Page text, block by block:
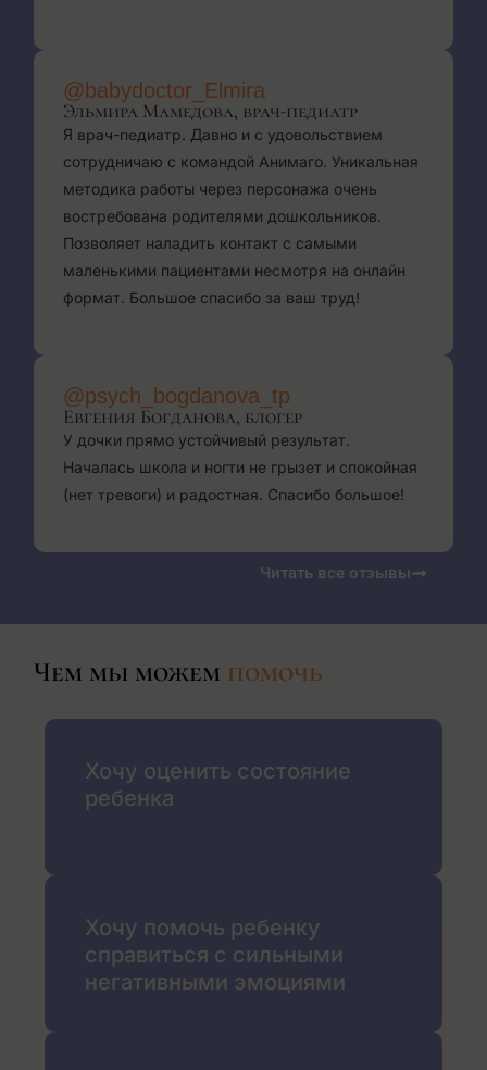
@babydoctor_Elmira
Эльмира Мамедова, врач-педиатр
Я врач-педиатр. Давно и с удовольствием
сотрудничаю с командой Анимаго. Уникальная
методика работы через персонажа очень
востребована родителями дошкольников.
Позволяет наладить контакт с самыми
маленькими пациентами несмотря на онлайн
формат. Большое спасибо за ваш труд!
@psych_bogdanova_tp
Евгения Богданова, блогер
У дочки прямо устойчивый результат.
Началась школа и ногти не грызет и спокойная
(нет тревоги) и радостная. Спасибо большое!
Читать все отзывы
Чем мы можем помочь
Хочу оценить состояние
ребенка
Хочу помочь ребенку
справиться с сильными
негативными эмоциями